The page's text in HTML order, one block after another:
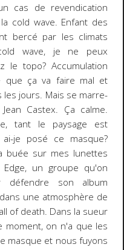
cas de revendication
cold wave. Enfant des
bercé par les climats
wave, je ne peux
le topo? Accumulation
que ça va faire mal et
jours. Mais se marre-
Castex. Ça calme.
tant le paysage est
je posé ce masque?
buée sur mes lunettes
un groupe qu'on
défendre son album
une atmosphère de
of death. Dans la sueur
on n'a que les
masque et nous fuyons